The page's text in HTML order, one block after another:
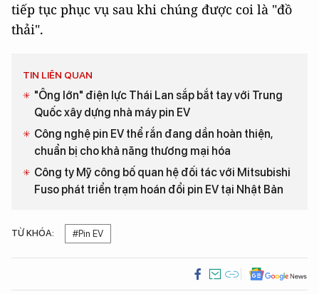
tiếp tục phục vụ sau khi chúng được coi là "đồ
thải".
TIN LIÊN QUAN
"Ông lớn" điện lực Thái Lan sắp bắt tay với Trung
Quốc xây dựng nhà máy pin EV
Công nghệ pin EV thể rắn đang dần hoàn thiện,
chuẩn bị cho khả năng thương mại hóa
Công ty Mỹ công bố quan hệ đối tác với Mitsubishi
Fuso phát triển trạm hoán đổi pin EV tại Nhật Bản
TỪ KHÓA: #Pin EV